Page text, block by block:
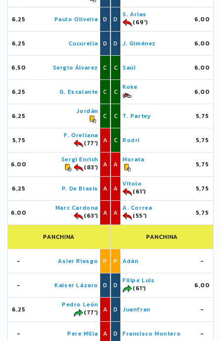
6,25 Paulo Oliveira D
6,25 Cucurella D
6,50 Sergio Álvarez C
6,25 G. Escalante C
6,25
Jordán
C
5,75
F. Orellana
(77')
A
6,00
Sergi Enrich
(83')
A
6,25 P. De Blasis A
6,00
Marc Cardona
(63')
A
PANCHINA
- Asier Riesgo P
- Kaiser Lázaro D
6,25
Pedro León
(77')
A
- Pere Milla A
D
S. Arias
(69')
6,00
D J. Giménez 6,00
C Saúl 6,00
C
Koke
6,00
C T. Partey 5,75
C Rodri 5,75
A
Morata
5,75
A
Vitolo
(61')
5,75
A
A. Correa
(55')
5,75
PANCHINA
P Adán -
D
Filipe Luis
(61')
6,00
D Juanfran -
D Francisco Montero -